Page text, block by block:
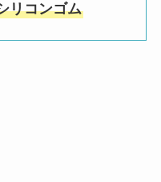
リコンゴム